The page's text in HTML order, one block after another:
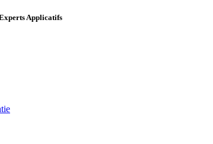
Applicatifs